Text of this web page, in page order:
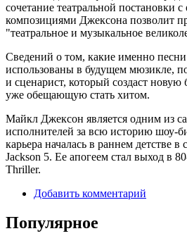
сочетание театральной постановки
композициями Джексона позволит
"театральное и музыкальное
Сведений о том, какие именно
использованы в будущем мюзикле,
и сценарист, который создаст
уже обещающую стать хитом.
Майкл Джексон является одним из
исполнителей за всю историю шоу-
карьера началась в раннем детстве
Jackson 5. Ее апогеем стал выход в
Thriller.
Добавить комментарий
Популярное